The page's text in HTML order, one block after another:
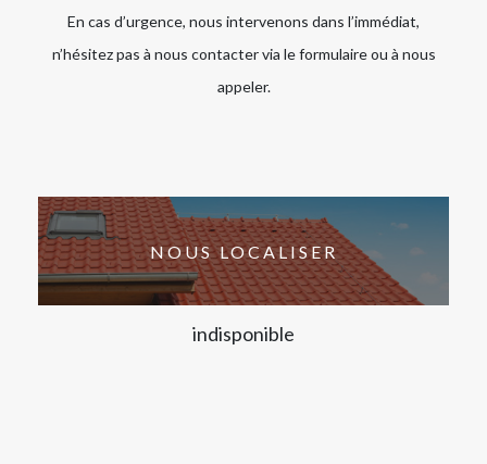
En cas d’urgence, nous intervenons dans l’immédiat,
n’hésitez pas à nous contacter via le formulaire ou à nous
appeler.
NOUS LOCALISER
indisponible